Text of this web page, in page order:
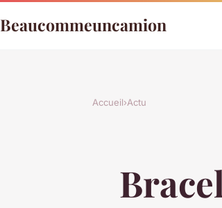
Beaucommeuncamion
Accueil›Actu